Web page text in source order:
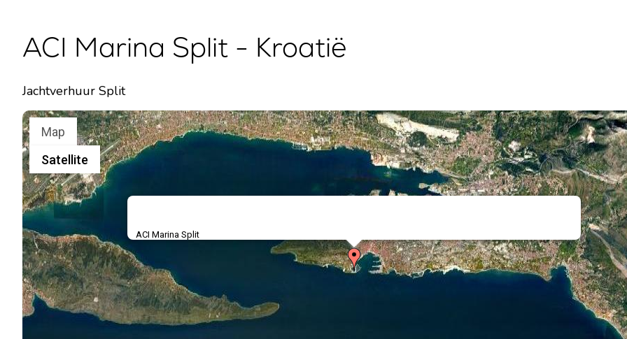
ACI Marina Split - Kroatië
Jachtverhuur Split
ACI Marina Split
Map
Satellite